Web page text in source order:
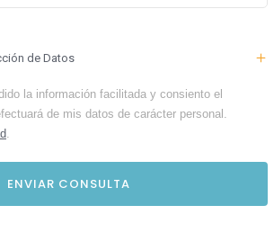
de Datos
la información facilitada y consiento el
de mis datos de carácter personal.
.